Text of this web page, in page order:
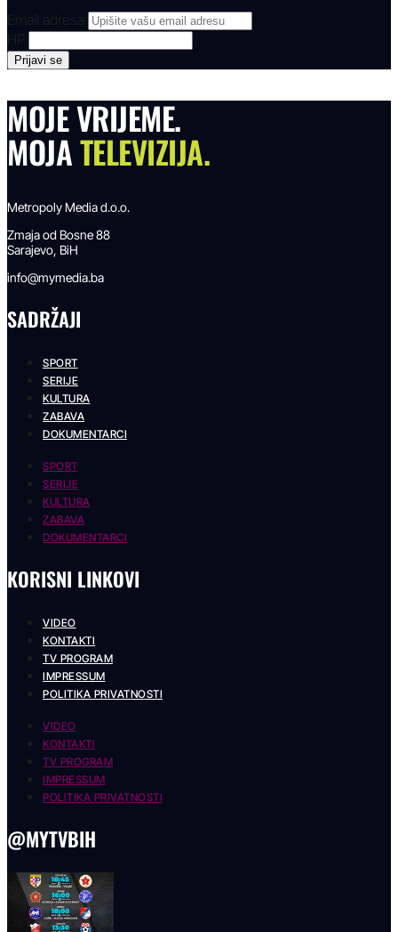
Email adresa
MOJE VRIJEME.
MOJATELEVIZIJA.
Metropoly Media d.o.o.
Zmaja od Bosne 88
Sarajevo, BiH
info@mymedia.ba
SADRŽAJI
SPORT
SERIJE
KULTURA
ZABAVA
DOKUMENTARCI
SPORT
SERIJE
KULTURA
ZABAVA
DOKUMENTARCI
KORISNI LINKOVI
VIDEO
KONTAKTI
TV PROGRAM
IMPRESSUM
POLITIKA PRIVATNOSTI
VIDEO
KONTAKTI
TV PROGRAM
IMPRESSUM
POLITIKA PRIVATNOSTI
@MYTVBIH